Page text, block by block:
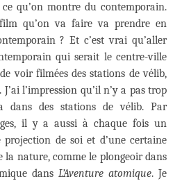
ce qu’on montre du contemporain.
qu’on va faire va prendre en
? Et c’est vrai qu’aller
qui serait le centre-ville
voir filmées des stations de vélib,
l’impression qu’il n’y a pas trop
dans des stations de vélib. Par
il y a aussi à chaque fois un
projection de soi et d’une certaine
la nature, comme le plongeoir dans
dans L’Aventure atomique. Je